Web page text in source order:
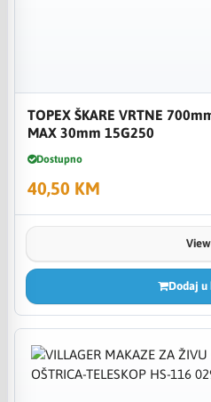
TOPEX ŠKARE VRTNE
MAX 30mm 15G250
Dostupno
40,50 KM
View
Dodaj u